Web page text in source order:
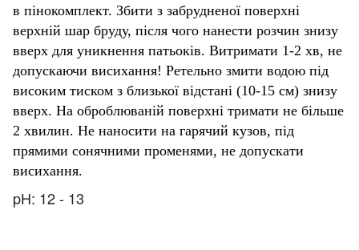
в пінокомплект. Збити з забрудненої поверхні
верхній шар бруду, після чого нанести розчин знизу
вверх для уникнення патьоків. Витримати 1-2 хв, не
допускаючи висихання! Ретельно змити водою під
високим тиском з близької відстані (10-15 см) знизу
вверх. На оброблюваній поверхні тримати не більше
2 хвилин. Не наносити на гарячий кузов, під
прямими сонячними променями, не допускати
висихання.
pH: 12 - 13